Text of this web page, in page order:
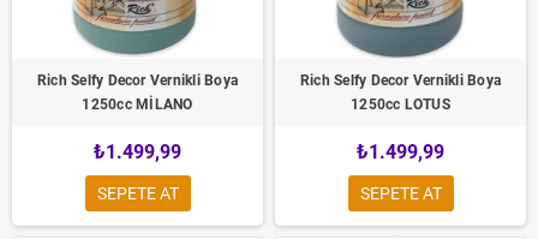
Rich Selfy Decor Vernikli Boya
1250cc MİLANO
₺1.499,99
SEPETE AT
Rich Selfy Decor Vernikli Boya
1250cc LOTUS
₺1.499,99
SEPETE AT